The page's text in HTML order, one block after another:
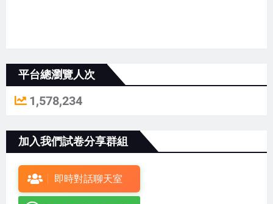
平台總瀏覽人次
1,578,234
加入我們試卷分享群組
即時對話聊天室